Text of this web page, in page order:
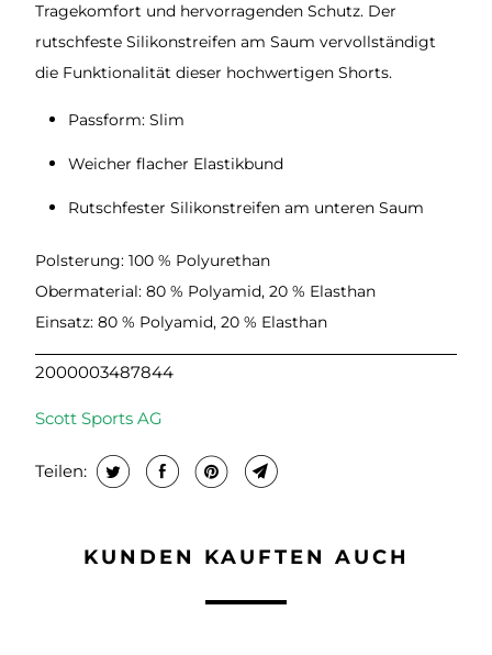
Tragekomfort und hervorragenden Schutz. Der
rutschfeste Silikonstreifen am Saum vervollständigt
die Funktionalität dieser hochwertigen Shorts.
Passform: Slim
Weicher flacher Elastikbund
Rutschfester Silikonstreifen am unteren Saum
Polsterung: 100 % Polyurethan
Obermaterial: 80 % Polyamid, 20 % Elasthan
Einsatz: 80 % Polyamid, 20 % Elasthan
2000003487844
Scott Sports AG
Teilen:
KUNDEN KAUFTEN AUCH